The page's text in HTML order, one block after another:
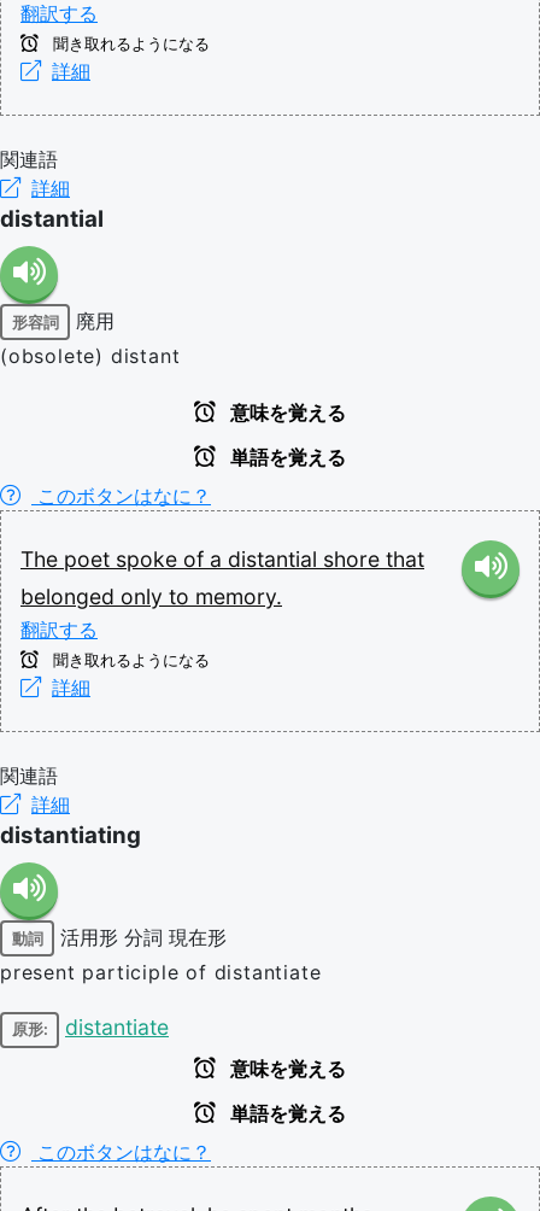
翻訳する
聞き取れるようになる
詳細
関連語
詳細
distantial
形容詞
廃用
(obsolete) distant
意味を覚える
単語を覚える
このボタンはなに？
The poet spoke of a distantial shore that
belonged only to memory.
翻訳する
聞き取れるようになる
詳細
関連語
詳細
distantiating
動詞 活用形 分詞 現在形
present participle of distantiate
原形: distantiate
意味を覚える
単語を覚える
このボタンはなに？